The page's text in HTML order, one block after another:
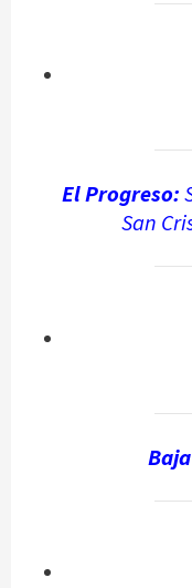
El Progreso:
San